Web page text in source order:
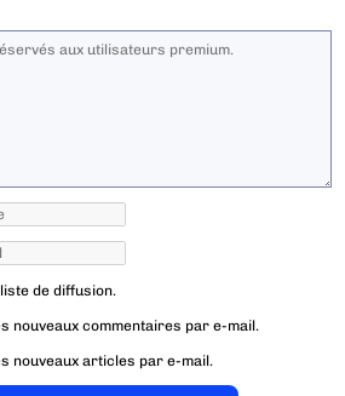
de diffusion.
nouveaux commentaires par e-mail.
nouveaux articles par e-mail.